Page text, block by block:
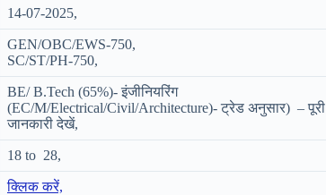
14-07-2025,
GEN/OBC/EWS-750,
SC/ST/PH-750,
BE/ B.Tech (65%)- इंजीनियरिंग
(EC/M/Electrical/Civil/Architecture)- ट्रेड अनुसार) – पूरी
जानकारी देखें,
18 to 28,
क्लिक करें,